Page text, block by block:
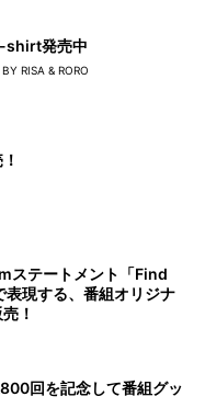
shirt発売中
RISA & RORO
ステートメント「Find
現する、番組オリジナ
！
回を記念して番組グッ